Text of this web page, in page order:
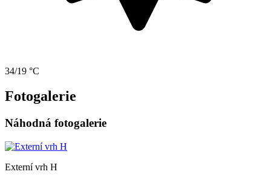
34/19 °C
Fotogalerie
Náhodná fotogalerie
Externí vrh H